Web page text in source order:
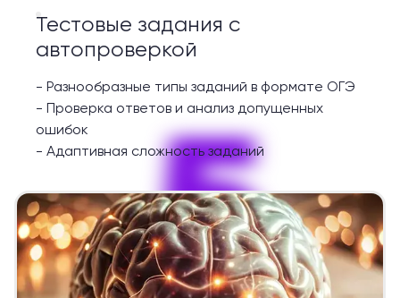
5
Тестовые задания с
автопроверкой
- Разнообразные типы заданий в формате ОГЭ
- Проверка ответов и анализ допущенных
ошибок
- Адаптивная сложность заданий